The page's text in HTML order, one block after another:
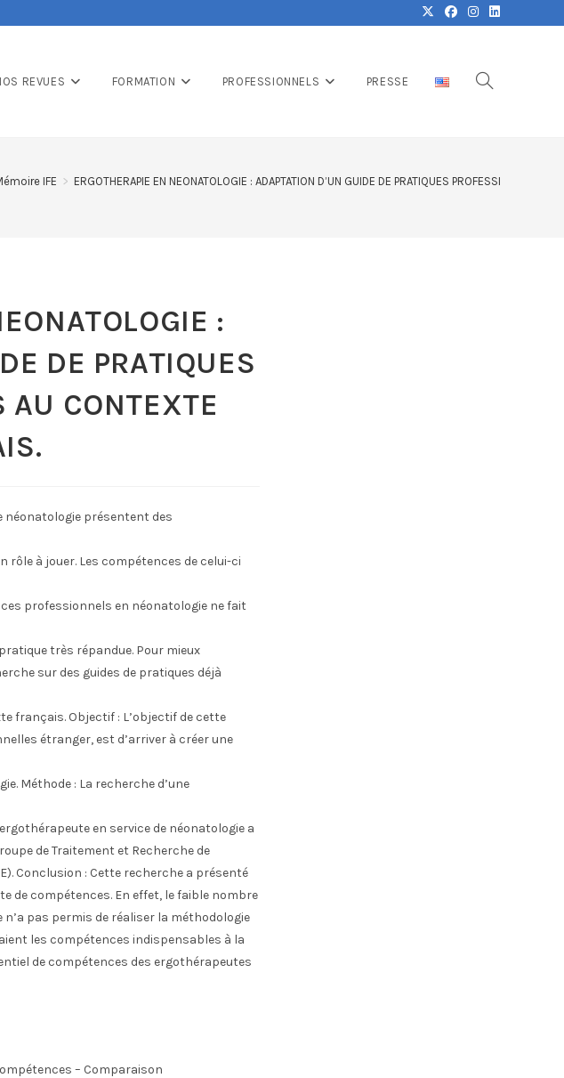
REVUES FORMATION PROFESSIONNELS PRESSE
IFE > ERGOTHERAPIE EN NEONATOLOGIE : ADAPTATION D’UN GUIDE DE PRATIQUES PROFESSIONNELLES
:
DE PRATIQUES
AU CONTEXTE
néonatologie présentent des
rôle à jouer. Les compétences de celui-ci
professionnels en néonatologie ne fait
très répandue. Pour mieux
sur des guides de pratiques déjà
français. Objectif : L’objectif de cette
étranger, est d’arriver à créer une
Méthode : La recherche d’une
en service de néonatologie a
de Traitement et Recherche de
Conclusion : Cette recherche a présenté
de compétences. En effet, le faible nombre
pas permis de réaliser la méthodologie
les compétences indispensables à la
de compétences des ergothérapeutes
– Comparaison